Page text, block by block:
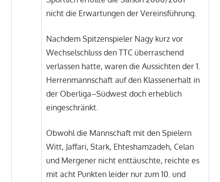
nicht die Erwartungen der Vereinsführung.
Nachdem Spitzenspieler Nagy kurz vor
Wechselschluss den TTC überraschend
verlassen hatte, waren die Aussichten der 1.
Herrenmannschaft auf den Klassenerhalt in
der Oberliga–Südwest doch erheblich
eingeschränkt.
Obwohl die Mannschaft mit den Spielern
Witt, Jaffari, Stark, Ehteshamzadeh, Celan
und Mergener nicht enttäuschte, reichte es
mit acht Punkten leider nur zum 10. und